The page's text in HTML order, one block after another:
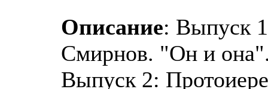
Описание: Выпуск
Смирнов. "Он и
Выпуск 2: